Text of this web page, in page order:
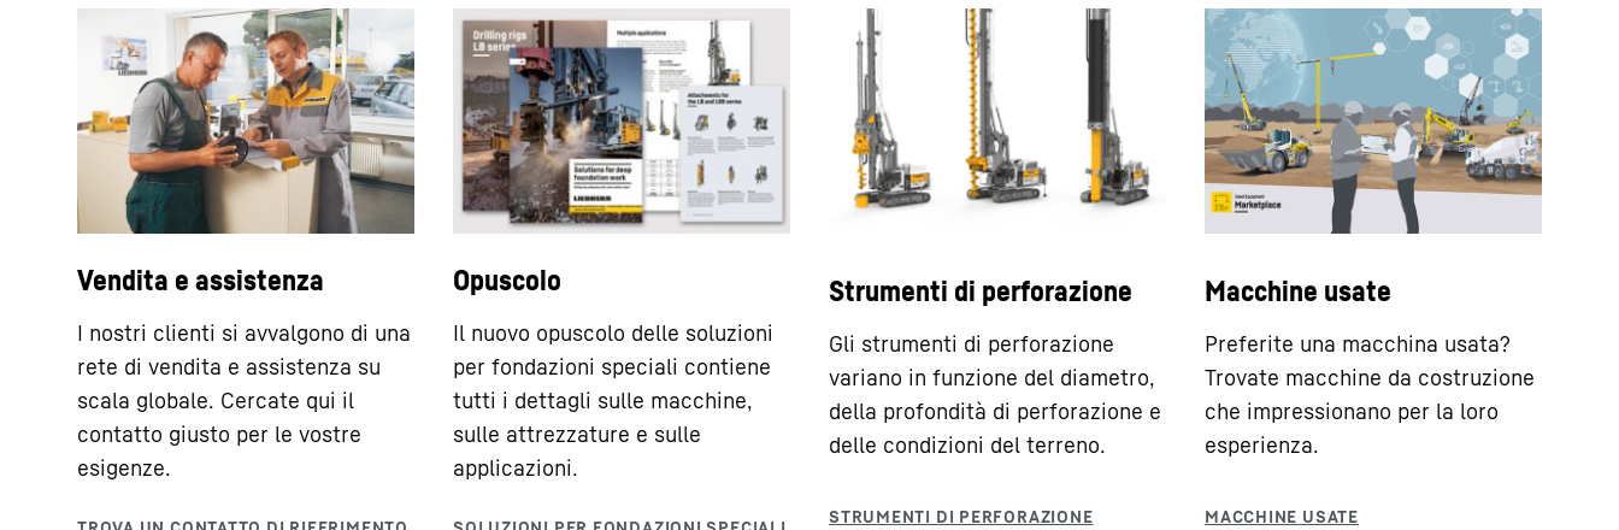
relativamente corti.
Perforazione full displacement
La perforazione full displacement è una
variante della perforazione elica continua.
L’utensile di perforazione è composto da un
tubo piatto con un attacco tipo elica.
Martello di perforazione
Nel martello di perforazione, all’estremità
applicato un martello azionato ad aria
Battipalo e perforatrice (serie LRB)
Peso operativo
53,0 t
Peso operativo
48,2 - 50,7 t
Coppia max.
180 kNm
Forza di avanzamento max.
250 kN
Potenza motore
450 kW
Battitura con vibratore
palo
18,0 m
Vendita e assistenza
I nostri clienti si avvalgono di una
rete di vendita e assistenza su
scala globale. Cercate qui il
contatto giusto per le vostre
esigenze.
Opuscolo
Il nuovo opuscolo delle soluzioni
per fondazioni speciali contiene
tutti i dettagli sulle macchine,
sulle attrezzature e sulle
applicazioni.
Strumenti di perforazione
Gli strumenti di perforazione
variano in funzione del diametro,
della profondità di perforazione e
delle condizioni del terreno.
Macchine usate
Preferite una macchina usata?
Trovate macchine da costruzione
che impressionano per la loro
esperienza.